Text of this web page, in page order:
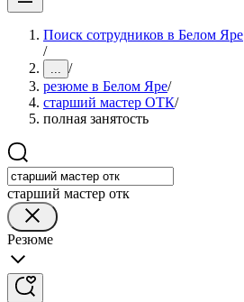
Поиск сотрудников в Белом Яре
/
... /
резюме в Белом Яре/
старший мастер ОТК/
полная занятость
старший мастер отк
Резюме